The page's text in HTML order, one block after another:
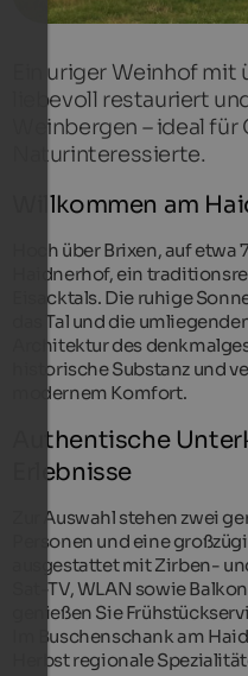
Ein uriger Weinhof
liebevoll restauriert
Weinbergen – ideal
Naturinteressierte.
Willkommen am
Hoch über Brixen, auf
Haidnerhof, ein
Eisacktals. Die ruhige
das Tal und die
Architektur des
historische Substanz und
modernem Komfort.
Authentische
Erlebnisse
Zur Auswahl stehen zwei
Personen und eine
ausgestattet mit Zirben-
Sat-TV, WLAN sowie
genießen Sie
Im Buschenschank am
Herbst regionale